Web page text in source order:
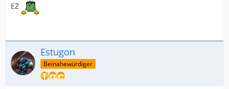
EZ
Estugon
Beinahewürdiger